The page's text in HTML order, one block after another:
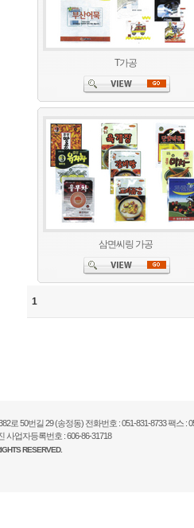
T가공
삼면씨링 가공
1
로 50번길 29 (송정동) 전화번호 : 051-831-8733 팩스 :
사업자등록번호 : 606-86-31718
RESERVED.